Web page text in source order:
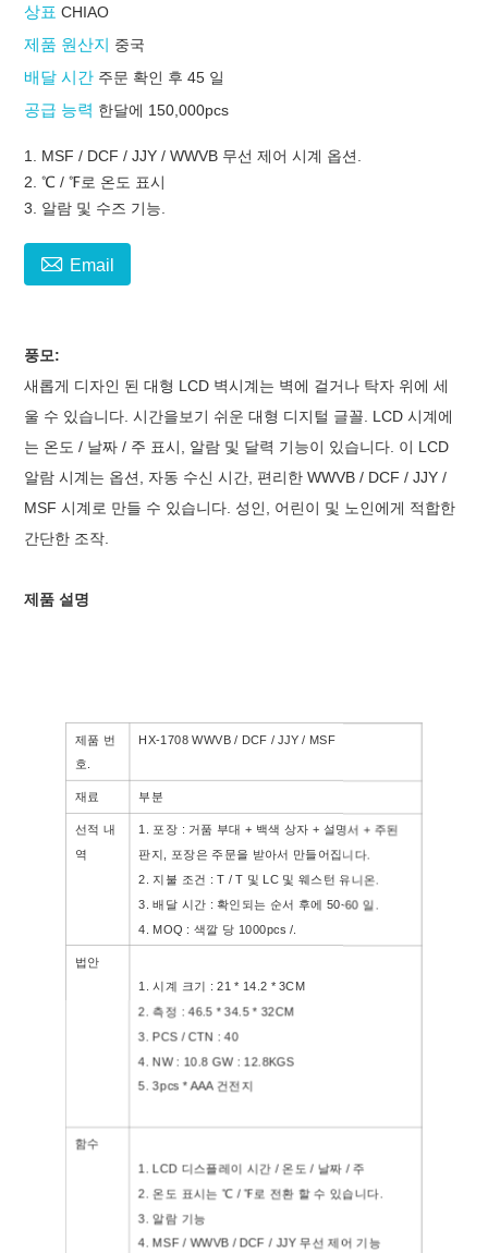
상표CHIAO
제품 원산지 중국
배달 시간 주문 확인 후 45 일
공급 능력 한달에 150,000pcs
1. MSF / DCF / JJY / WWVB 무선 제어 시계 옵션.
2. ℃ / ℉로 온도 표시
3. 알람 및 수즈 기능.
 Email
풍모:
새롭게 디자인 된 대형 LCD 벽시계는 벽에 걸거나 탁자 위에 세
울 수 있습니다. 시간을보기 쉬운 대형 디지털 글꼴. LCD 시계에
는 온도 / 날짜 / 주 표시, 알람 및 달력 기능이 있습니다. 이 LCD
알람 시계는 옵션, 자동 수신 시간, 편리한 WWVB / DCF / JJY /
MSF 시계로 만들 수 있습니다. 성인, 어린이 및 노인에게 적합한
간단한 조작.
제품 설명
제품 번
호.
HX-1708WWVB / DCF / JJY / MSF
재료 부분
선적 내
역
1. 포장 : 거품 부대 + 백색 상자 + 설명서 + 주된
판지, 포장은 주문을 받아서 만들어집니다.
2. 지불 조건 : T / T 및 LC 및 웨스턴 유니온.
3. 배달 시간 : 확인되는 순서 후에 50-60 일.
4. MOQ : 색깔 당 1000pcs /.
법안
1. 시계 크기 : 21 * 14.2 * 3CM
2. 측정 : 46.5 * 34.5 * 32CM
3. PCS / CTN : 40
4. NW : 10.8 GW : 12.8KGS
5. 3pcs * AAA 건전지
함수
1. LCD 디스플레이 시간 / 온도 / 날짜 / 주
2. 온도 표시는 ℃ / ℉로 전환 할 수 있습니다.
3. 알람 기능
4. MSF / WWVB / DCF / JJY 무선 제어 기능